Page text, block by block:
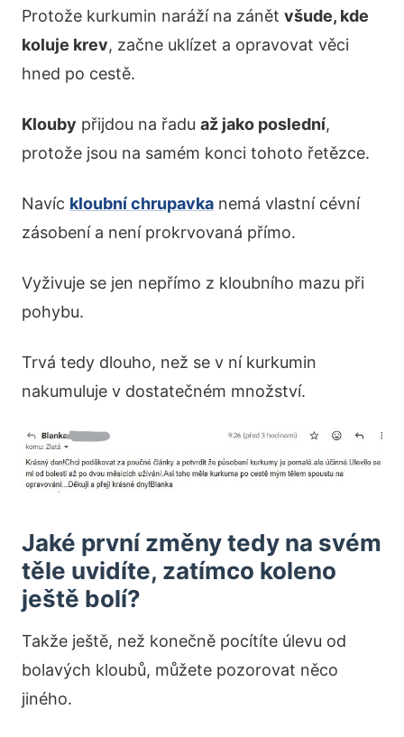
Protože kurkumin naráží na zánět všude, kde
koluje krev, začne uklízet a opravovat věci
hned po cestě.
Klouby přijdou na řadu až jako poslední,
protože jsou na samém konci tohoto řetězce.
Navíc kloubní chrupavka nemá vlastní cévní
zásobení a není prokrvovaná přímo.
Vyživuje se jen nepřímo z kloubního mazu při
pohybu.
Trvá tedy dlouho, než se v ní kurkumin
nakumuluje v dostatečném množství.
Jaké první změny tedy na svém
těle uvidíte, zatímco koleno
ještě bolí?
Takže ještě, než konečně pocítíte úlevu od
bolavých kloubů, můžete pozorovat něco
jiného.